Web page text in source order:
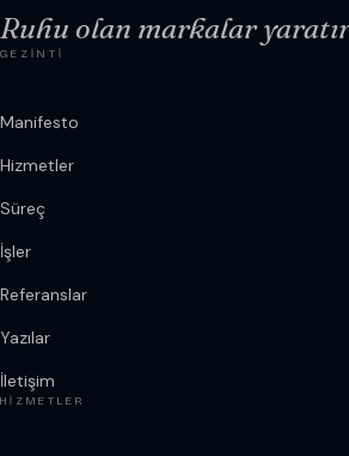
Ruhu olan markalar
GEZINTI
Manifesto
Hizmetler
Süreç
İşler
Referanslar
Yazılar
İletişim
HIZMETLER